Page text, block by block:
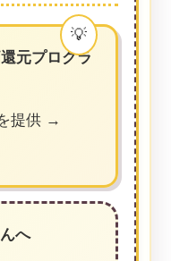
元プログラ
提供 →
へ